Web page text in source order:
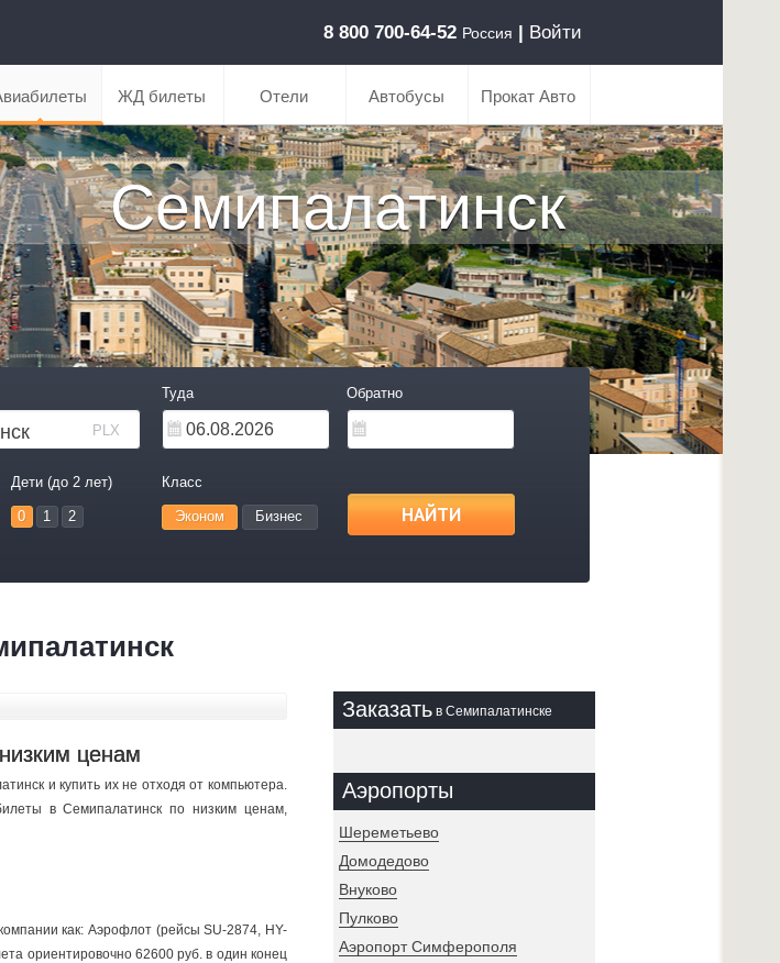
8 800 700-64-52 Россия | Войти
ЖД билеты Отели Автобусы Прокат Авто
Семипалатинск
Туда Обратно
PLX
Дети (до 2 лет)
0 1 2
Класс
Эконом Бизнес НАЙТИ
ценам
и купить их не отходя от компьютера.
в Семипалатинск по низким ценам,
как: Аэрофлот (рейсы SU-2874, HY-
ориентировочно 62600 руб. в один конец
Заказать в Семипалатинске
Аэропорты
Шереметьево
Домодедово
Внуково
Пулково
Аэропорт Симферополя